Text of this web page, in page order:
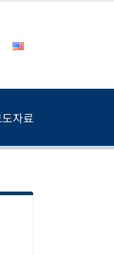
자료